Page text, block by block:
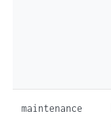
maintenance